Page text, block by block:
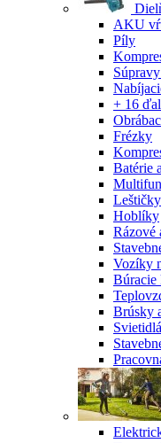
AKU
Píly
+ 16
Frézky
Batérie
Leštičky
Hoblíky
Rázové
Vozíky
Búracie
Brúsky
Svietidlá